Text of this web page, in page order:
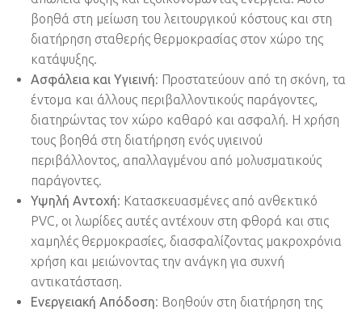
βοηθά στη μείωση του λειτουργικού κόστους και στη
διατήρηση σταθερής θερμοκρασίας στον χώρο της
κατάψυξης.
Ασφάλεια και Υγιεινή: Προστατεύουν από τη σκόνη, τα
έντομα και άλλους περιβαλλοντικούς παράγοντες,
διατηρώντας τον χώρο καθαρό και ασφαλή. Η χρήση
τους βοηθά στη διατήρηση ενός υγιεινού
περιβάλλοντος, απαλλαγμένου από μολυσματικούς
παράγοντες.
Υψηλή Αντοχή: Κατασκευασμένες από ανθεκτικό
PVC, οι λωρίδες αυτές αντέχουν στη φθορά και στις
χαμηλές θερμοκρασίες, διασφαλίζοντας μακροχρόνια
χρήση και μειώνοντας την ανάγκη για συχνή
αντικατάσταση.
Ενεργειακή Απόδοση: Βοηθούν στη διατήρηση της